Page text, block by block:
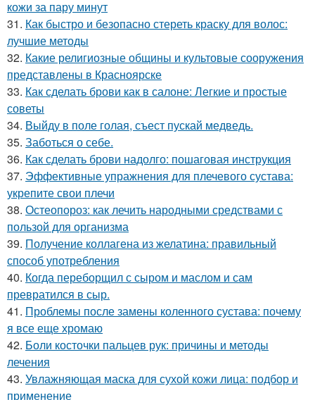
кожи за пару минут
31. Как быстро и безопасно стереть краску для волос:
лучшие методы
32. Какие религиозные общины и культовые сооружения
представлены в Красноярске
33. Как сделать брови как в салоне: Легкие и простые
советы
34. Выйду в поле голая, съест пускай медведь.
35. Заботься о себе.
36. Как сделать брови надолго: пошаговая инструкция
37. Эффективные упражнения для плечевого сустава:
укрепите свои плечи
38. Остеопороз: как лечить народными средствами с
пользой для организма
39. Получение коллагена из желатина: правильный
способ употребления
40. Когда переборщил с сыром и маслом и сам
превратился в сыр.
41. Проблемы после замены коленного сустава: почему
я все еще хромаю
42. Боли косточки пальцев рук: причины и методы
лечения
43. Увлажняющая маска для сухой кожи лица: подбор и
применение